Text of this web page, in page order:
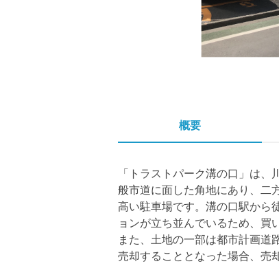
概要
「トラストパーク溝の口」は
般市道に面した角地にあり、二
高い駐車場です。溝の口駅から
ョンが立ち並んでいるため、買
また、土地の一部は都市計画道
売却することとなった場合、売